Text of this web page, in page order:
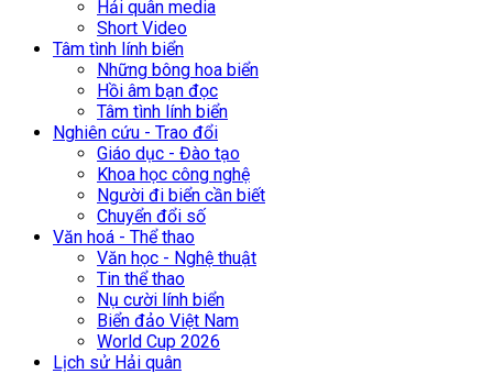
Hải quân media
Short Video
Tâm tình lính biển
Những bông hoa biển
Hồi âm bạn đọc
Tâm tình lính biển
Nghiên cứu - Trao đổi
Giáo dục - Đào tạo
Khoa học công nghệ
Người đi biển cần biết
Chuyển đổi số
Văn hoá - Thể thao
Văn học - Nghệ thuật
Tin thể thao
Nụ cười lính biển
Biển đảo Việt Nam
World Cup 2026
Lịch sử Hải quân